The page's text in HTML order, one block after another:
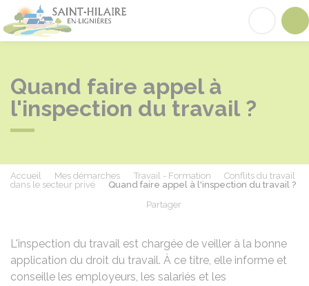
Saint-Hilaire-en-Lignières
Quand faire appel à
l'inspection du travail ?
Accueil Mes démarches Travail - Formation
Conflits du travail
dans le secteur privé
Quand faire appel à l'inspection du travail ?
Partager
L'inspection du travail est chargée de veiller à la bonne
application du droit du travail. À ce titre, elle informe et
conseille les employeurs, les salariés et les